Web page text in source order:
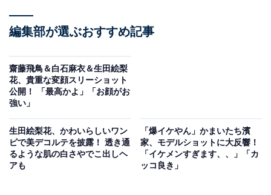
編集部が選ぶおすすめ記事
齋藤飛鳥＆白石麻衣＆生田絵梨
花、貴重な変顔スリーショット
公開！ 「最高かよ」「お顔がお
強い」
生田絵梨花、かわいらしいワン
ピで美デコルテを披露！ 透き通
るような肌の白さやでこ出しヘ
アも
「爆イケやん」かまいたち濱
家、モデルショットに大反響！
「イケメンすぎます、、」「カ
ッコ良き」